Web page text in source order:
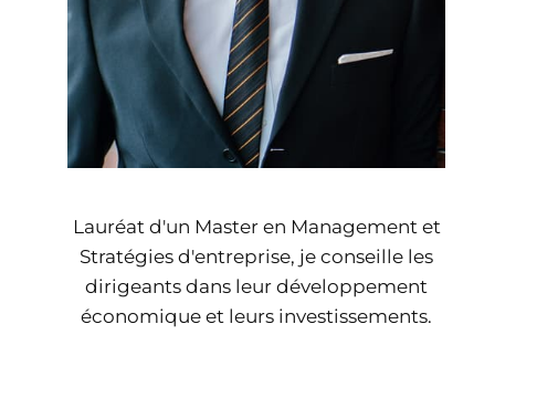
Lauréat d'un Master en Management et
Stratégies d'entreprise, je conseille les
dirigeants dans leur développement
économique et leurs investissements.